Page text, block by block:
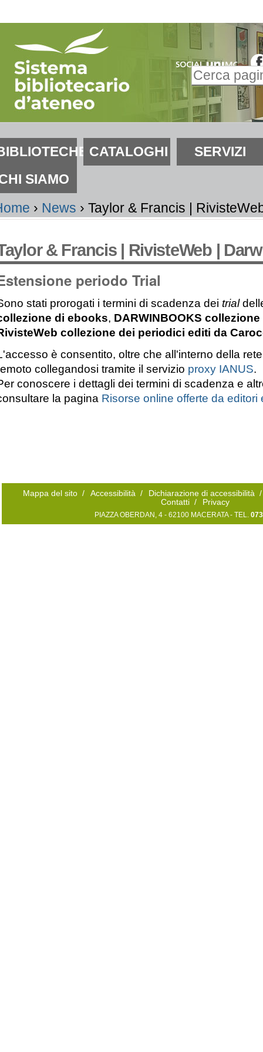
Inserire il
Ricerca
avanzata…
CATALOGHI
SERVIZI
SIAMO
› News ›Taylor & Francis |
& Francis | RivisteWeb |
periodo Trial
stati prorogati i termini di scadenza dei trial
di ebooks, DARWINBOOKS
collezione dei periodici editi da
è consentito, oltre che all'interno della
collegandosi tramite il servizio proxy IANUS.
conoscere i dettagli dei termini di scadenza e
la pagina Risorse online offerte da editori
Mappa del sito / Accessibilità / Dichiarazione di accessibilità /
Contatti / Privacy
PIAZZA OBERDAN, 4 - 62100 MACERATA - TEL.